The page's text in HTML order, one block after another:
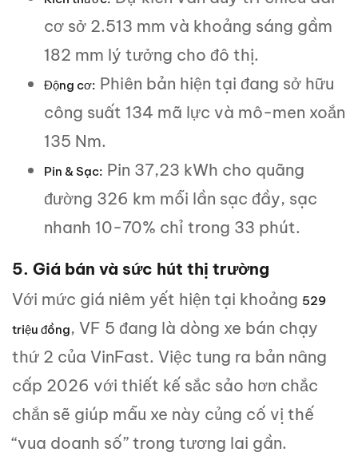
cơ sở 2.513 mm và khoảng sáng gầm
182 mm lý tưởng cho đô thị.
Động cơ: Phiên bản hiện tại đang sở hữu
công suất 134 mã lực và mô-men xoắn
135 Nm.
Pin & Sạc: Pin 37,23 kWh cho quãng
đường 326 km mỗi lần sạc đầy, sạc
nhanh 10-70% chỉ trong 33 phút.
5. Giá bán và sức hút thị trường
Với mức giá niêm yết hiện tại khoảng 529
triệu đồng, VF 5 đang là dòng xe bán chạy
thứ 2 của VinFast. Việc tung ra bản nâng
cấp 2026 với thiết kế sắc sảo hơn chắc
chắn sẽ giúp mẫu xe này củng cố vị thế
“vua doanh số” trong tương lai gần.